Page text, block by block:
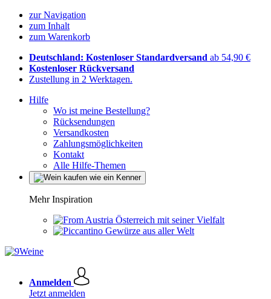
zur Navigation
zum Inhalt
zum Warenkorb
Deutschland: Kostenloser Standardversand ab 54,90 €
Kostenloser Rückversand
Zustellung in 2 Werktagen.
Hilfe
Wo ist meine Bestellung?
Rücksendungen
Versandkosten
Zahlungsmöglichkeiten
Kontakt
Alle Hilfe-Themen
Mehr Inspiration
Österreich mit seiner Vielfalt
Gewürze aus aller Welt
Anmelden
Jetzt anmelden